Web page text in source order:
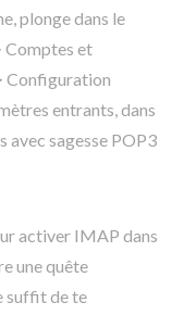
plonge dans le
Comptes et
Configuration
entrants, dans
avec sagesse POP3
activer IMAP dans
une quête
suffit de te